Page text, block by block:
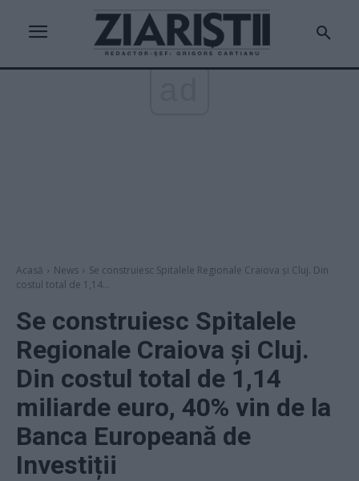
Acasă News
Se construiesc Spitalele Regionale Craiova și Cluj. Din
costul total de 1,14...
Se construiesc Spitalele
Regionale Craiova și Cluj.
Din costul total de 1,14
miliarde euro, 40% vin de la
Banca Europeană de
Investiții